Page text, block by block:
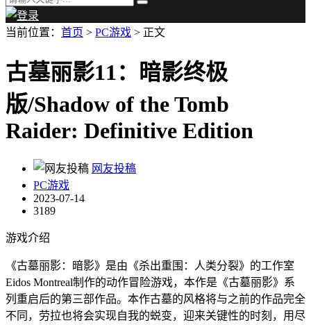
当前位置： 首页 > PC游戏 > 正文
古墓丽影11：暗影终极
版/Shadow of the Tomb
Raider: Definitive Edition
网友投稿
PC游戏
2023-07-14
3189
游戏介绍
《古墓丽影：暗影》是由《杀出重围：人类分裂》的工作室
Eidos Montreal制作的动作冒险游戏，本作是《古墓丽影》系
列重启后的第三部作品。本作古墓的风格将与之前的作品完全
不同，劳拉也将会实现自我的蜕变，迎来关键性的时刻，用尽